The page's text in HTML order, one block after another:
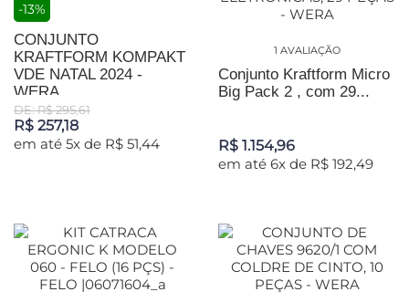
-13%
CONJUNTO
KRAFTFORM KOMPAKT
VDE NATAL 2024 -
WERA
DE: R$ 295,61
R$ 257,18
em até 5x de R$ 51,44
1 AVALIAÇÃO
Conjunto Kraftform Micro
Big Pack 2 , com 29...
R$ 1.154,96
em até 6x de R$ 192,49